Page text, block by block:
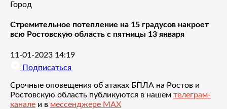
Город
Стремительное потепление на 15 градусов накроет
всю Ростовскую область с пятницы 13 января
11-01-2023 14:19
Подписаться
Срочные оповещения об атаках БПЛА на Ростов и
Ростовскую область публикуются в нашем телеграм-
канале и в мессенджере MAX